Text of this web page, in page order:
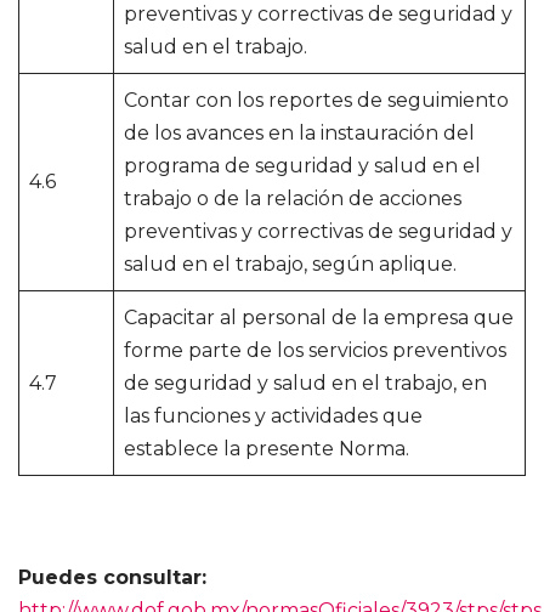
preventivas y correctivas de seguridad y
salud en el trabajo.
4.6
Contar con los reportes de seguimiento
de los avances en la instauración del
programa de seguridad y salud en el
trabajo o de la relación de acciones
preventivas y correctivas de seguridad y
salud en el trabajo, según aplique.
4.7
Capacitar al personal de la empresa que
forme parte de los servicios preventivos
de seguridad y salud en el trabajo, en
las funciones y actividades que
establece la presente Norma.
Puedes consultar: